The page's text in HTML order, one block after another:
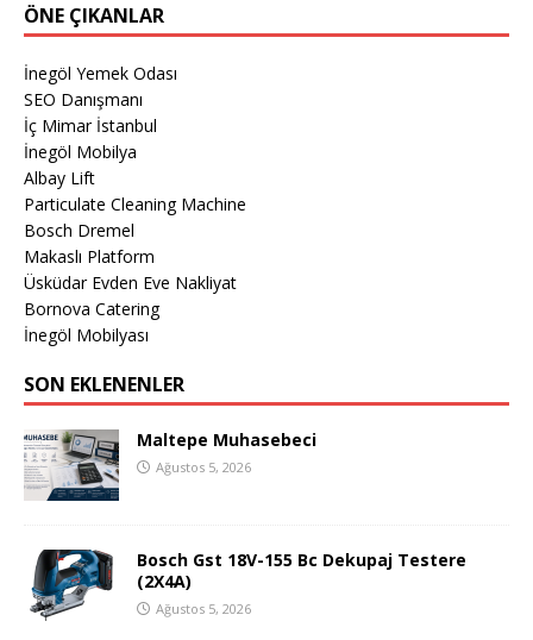
ÖNE ÇIKANLAR
İnegöl Yemek Odası
SEO Danışmanı
İç Mimar İstanbul
İnegöl Mobilya
Albay Lift
Particulate Cleaning Machine
Bosch Dremel
Makaslı Platform
Üsküdar Evden Eve Nakliyat
Bornova Catering
İnegöl Mobilyası
SON EKLENENLER
Maltepe Muhasebeci
Ağustos 5, 2026
Bosch Gst 18V-155 Bc Dekupaj Testere
(2X4A)
Ağustos 5, 2026